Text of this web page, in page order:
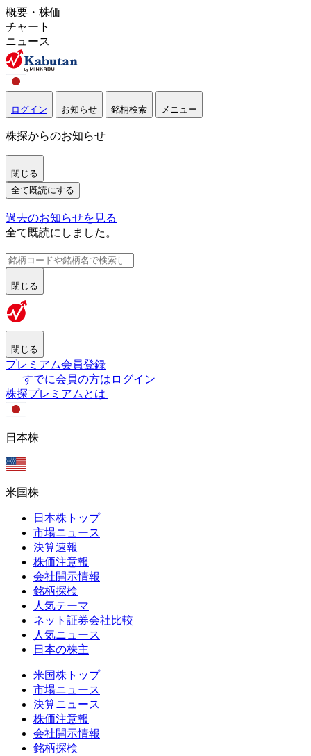
概要・株価
チャート
ニュース
ログイン お知らせ 銘柄検索 メニュー
株探からのお知らせ
閉じる
全て既読にする
過去のお知らせを見る
全て既読にしました。
閉じる
閉じる
プレミアム会員登録
すでに会員の方はログイン
株探プレミアムとは
日本株
米国株
日本株トップ
市場ニュース
決算速報
株価注意報
会社開示情報
銘柄探検
人気テーマ
ネット証券会社比較
人気ニュース
日本の株主
米国株トップ
市場ニュース
決算ニュース
株価注意報
会社開示情報
銘柄探検